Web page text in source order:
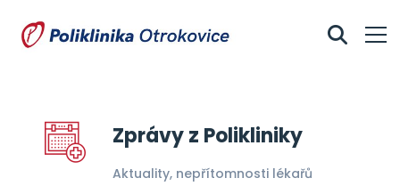
Zprávy z Polikliniky
Aktuality, nepřítomnosti lékařů